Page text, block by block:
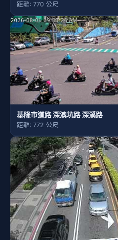
距離: 770 公尺
基隆市道路 深澳坑路 深溪路
距離: 772 公尺